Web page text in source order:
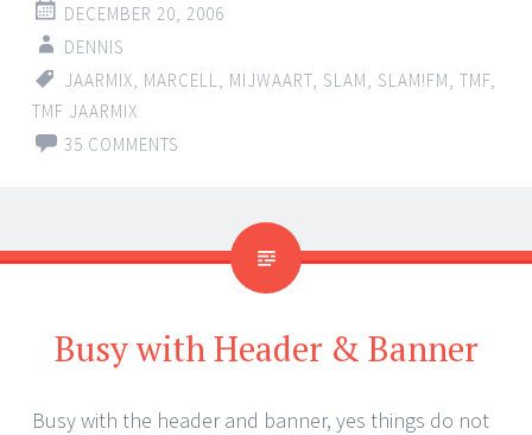
DECEMBER 20, 2006
DENNIS
JAARMIX MARCELL MIJWAART SLAM SLAM!FM TMF
TMF JAARMIX
35 COMMENTS
Busy with Header & Banner
Busy with the header and banner, yes things do not